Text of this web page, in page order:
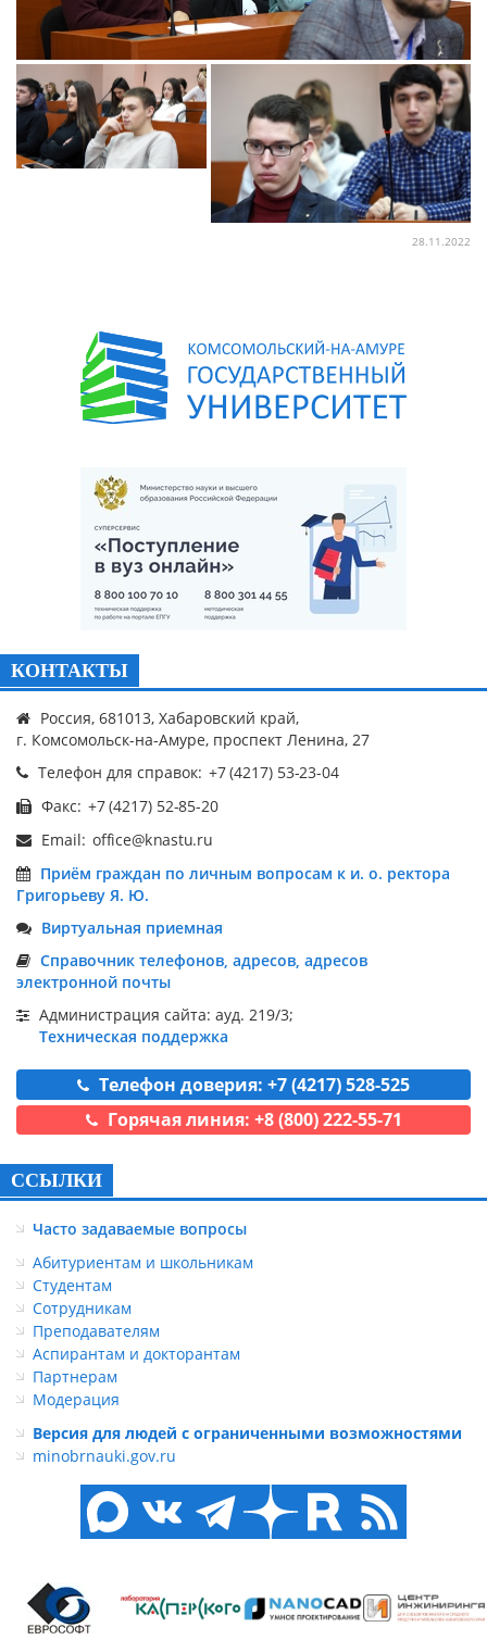
28.11.2022
КОНТАКТЫ
Россия, 681013, Хабаровский край,
г. Комсомольск-на-Амуре, проспект Ленина, 27
Телефон для справок:
Факс:
Email:
Приём граждан по личным вопросам к и. о. ректора
Григорьеву Я. Ю.
Виртуальная приемная
Справочник телефонов, адресов, адресов
электронной почты
Администрация сайта: ауд. 219/3;
Техническая поддержка
Телефон доверия: +7 (4217) 528-525
Горячая линия: +8 (800) 222-55-71
ССЫЛКИ
Часто задаваемые вопросы
Абитуриентам и школьникам
Студентам
Сотрудникам
Преподавателям
Аспирантам и докторантам
Партнерам
Модерация
Версия для людей с ограниченными возможностями
minobrnauki.gov.ru